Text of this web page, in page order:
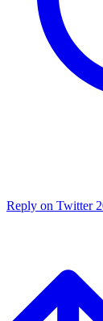
Reply on Twitter